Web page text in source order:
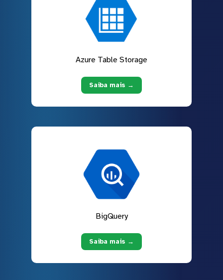
Azure Table Storage
Saiba mais →
BigQuery
Saiba mais →